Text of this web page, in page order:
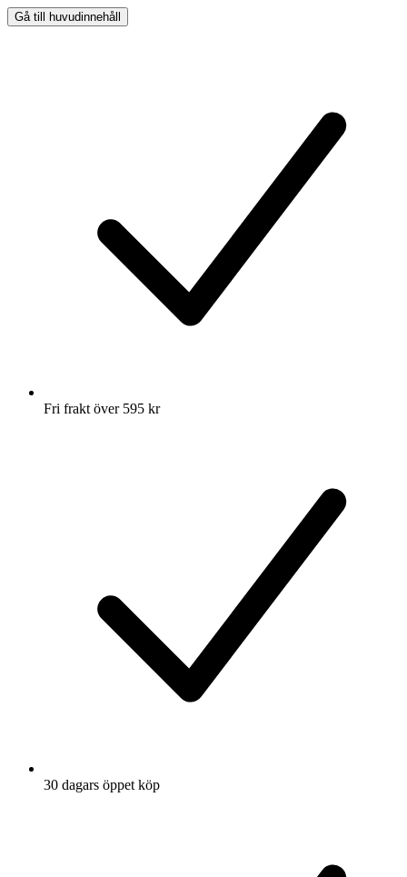
Gå till huvudinnehåll
Fri frakt över 595 kr
30 dagars öppet köp